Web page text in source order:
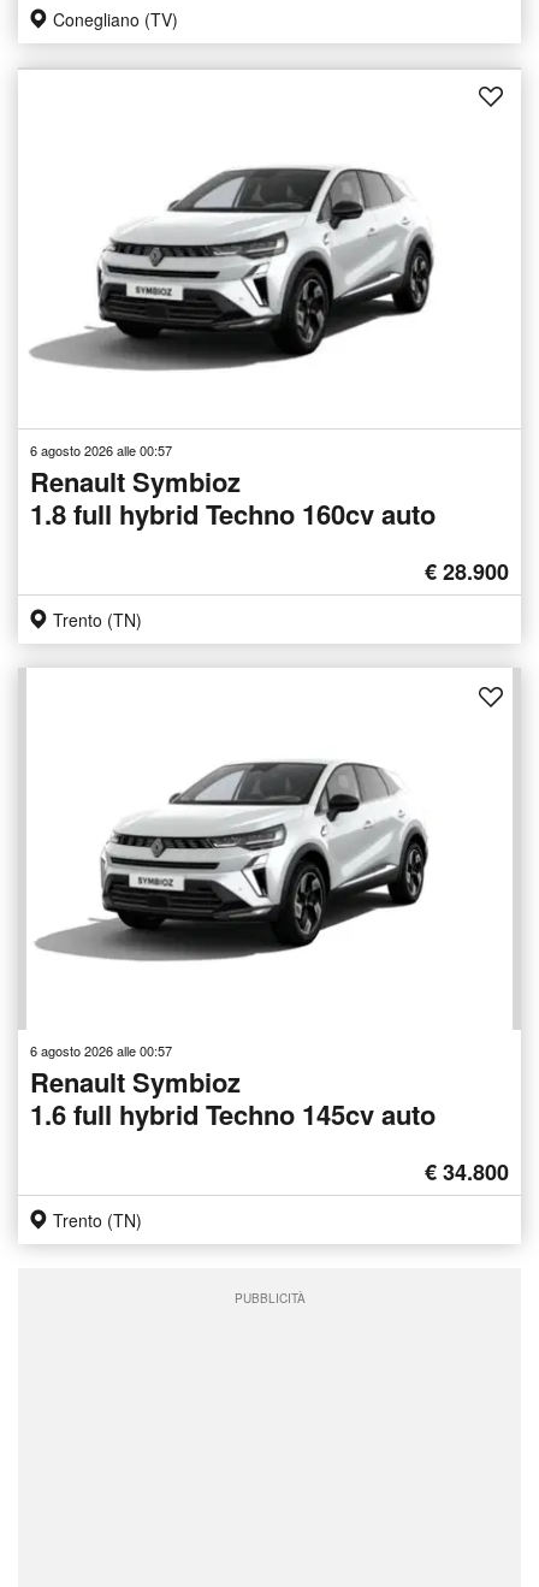
Conegliano (TV)
6 agosto 2026 alle 00:57
Renault Symbioz
1.8 full hybrid Techno 160cv auto
€ 28.900
Trento (TN)
6 agosto 2026 alle 00:57
Renault Symbioz
1.6 full hybrid Techno 145cv auto
€ 34.800
Trento (TN)
PUBBLICITÀ